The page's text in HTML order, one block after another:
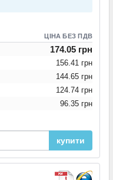
ЦІНА БЕЗ ПДВ
174.05 грн
156.41 грн
144.65 грн
124.74 грн
96.35 грн
купити